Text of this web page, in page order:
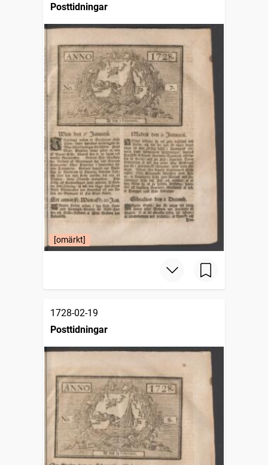
Posttidningar
[omärkt]
1728-02-19
Posttidningar